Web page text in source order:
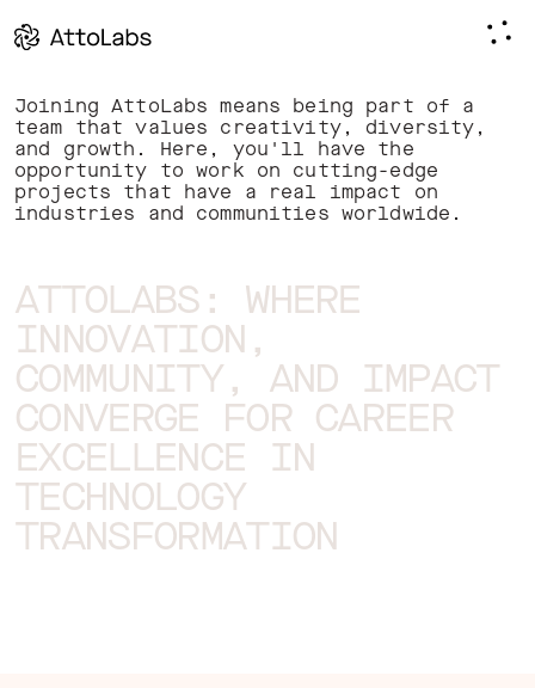
Joining AttoLabs means being part of a
team that values creativity, diversity,
and growth. Here, you'll have the
opportunity to work on cutting-edge
projects that have a real impact on
industries and communities worldwide.
ATTOLABS: WHERE
INNOVATION,
COMMUNITY, AND IMPACT
CONVERGE FOR CAREER
EXCELLENCE IN
TECHNOLOGY
TRANSFORMATION
Available
Positions